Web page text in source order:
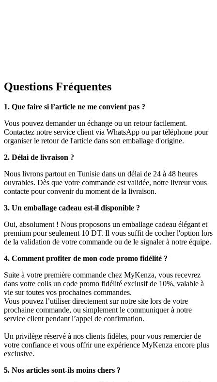
Questions Fréquentes
1. Que faire si l’article ne me convient pas ?
Vous pouvez demander un échange ou un retour facilement.
Contactez notre service client via WhatsApp ou par téléphone pour
organiser le retour de l'article dans son emballage d'origine.
2. Délai de livraison ?
Nous livrons partout en Tunisie dans un délai de 24 à 48 heures
ouvrables. Dès que votre commande est validée, notre livreur vous
contacte pour convenir du moment de la livraison.
3. Un emballage cadeau est-il disponible ?
Oui, absolument ! Nous proposons un emballage cadeau élégant et
premium pour seulement 10 DT. Il vous suffit de cocher l'option lors
de la validation de votre commande ou de le signaler à notre équipe.
4. Comment profiter de mon code promo fidélité ?
Suite à votre première commande chez MyKenza, vous recevrez
dans votre colis un code promo fidélité exclusif de 10%, valable à
vie sur toutes vos prochaines commandes.
Vous pouvez l’utiliser directement sur notre site lors de votre
prochaine commande, ou simplement le communiquer à notre
service client pendant l’appel de confirmation.
Un privilège réservé à nos clients fidèles, pour vous remercier de
votre confiance et vous offrir une expérience MyKenza encore plus
exclusive.
5. Nos articles sont-ils moins chers ?